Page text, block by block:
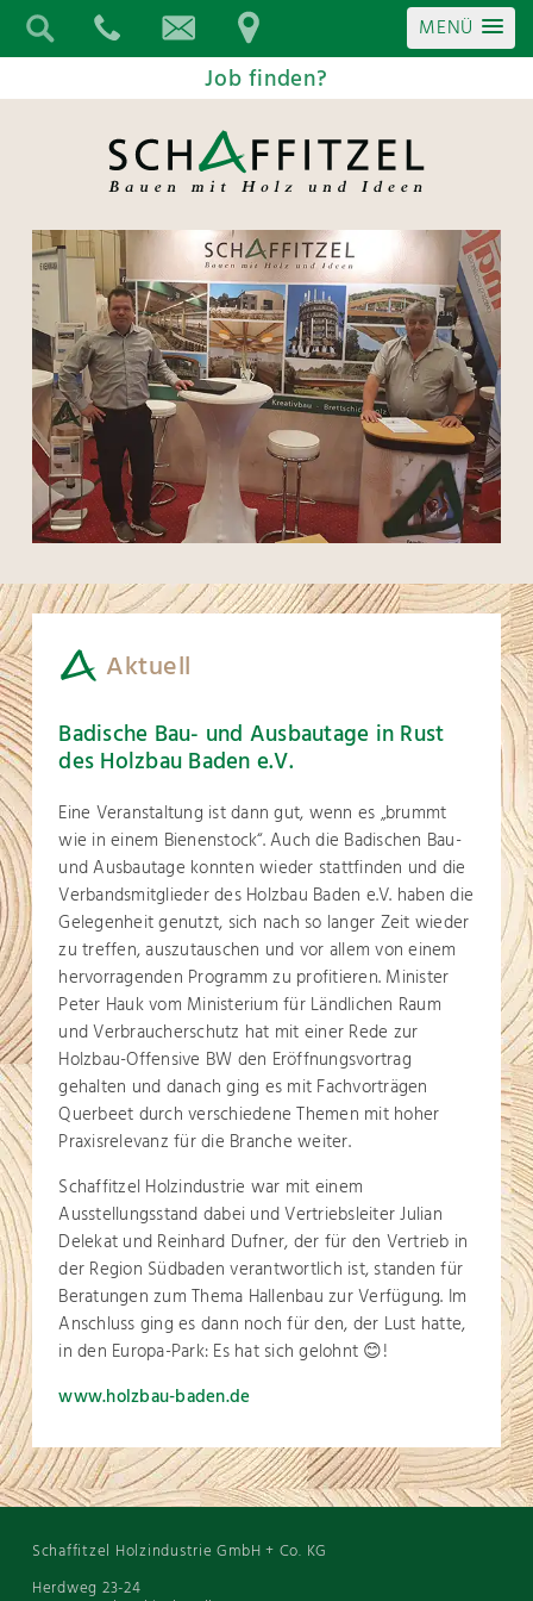
MENÜ
Job finden?
Aktuell
Badische Bau- und Ausbautage in Rust
des Holzbau Baden e.V.
Eine Veranstaltung ist dann gut, wenn es „brummt
wie in einem Bienenstock“. Auch die Badischen Bau-
und Ausbautage konnten wieder stattfinden und die
Verbandsmitglieder des Holzbau Baden e.V. haben die
Gelegenheit genutzt, sich nach so langer Zeit wieder
zu treffen, auszutauschen und vor allem von einem
hervorragenden Programm zu profitieren. Minister
Peter Hauk vom Ministerium für Ländlichen Raum
und Verbraucherschutz hat mit einer Rede zur
Holzbau-Offensive BW den Eröffnungsvortrag
gehalten und danach ging es mit Fachvorträgen
Querbeet durch verschiedene Themen mit hoher
Praxisrelevanz für die Branche weiter.
Schaffitzel Holzindustrie war mit einem
Ausstellungsstand dabei und Vertriebsleiter Julian
Delekat und Reinhard Dufner, der für den Vertrieb in
der Region Südbaden verantwortlich ist, standen für
Beratungen zum Thema Hallenbau zur Verfügung. Im
Anschluss ging es dann noch für den, der Lust hatte,
in den Europa-Park: Es hat sich gelohnt 😊!
www.holzbau-baden.de
Schaffitzel Holzindustrie GmbH + Co. KG
Herdweg 23-24